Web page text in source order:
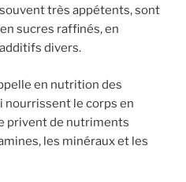
très appétents, sont
sucres raffinés, en
divers.
en nutrition des
nourrissent le corps en
privent de nutriments
les minéraux et les